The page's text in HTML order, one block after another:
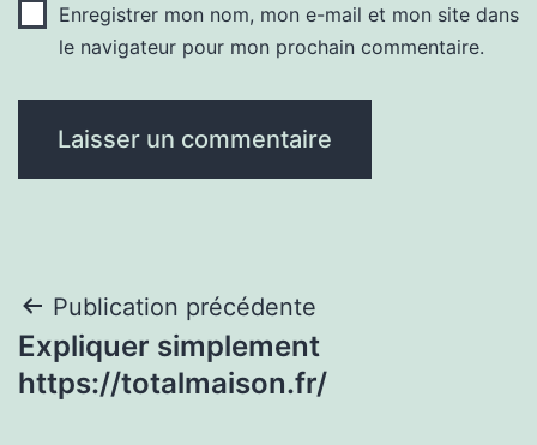
Enregistrer mon nom, mon e-mail et mon site dans
le navigateur pour mon prochain commentaire.
Navigation
de
Publication précédente
Expliquer simplement
https://totalmaison.fr/